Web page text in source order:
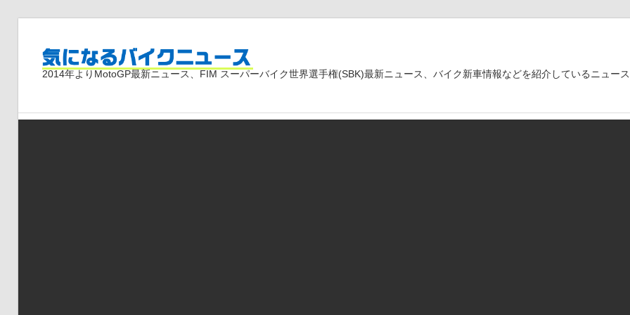
気
に
2014年よりMotoGP最新ニュース、FIM スーパーバイク世界選手権(SBK)最新ニュース、バイク新車情報などを紹介しているニュース